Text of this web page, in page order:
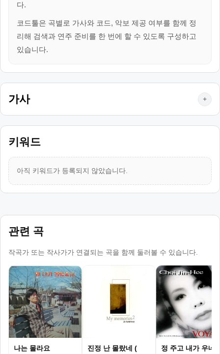
다.
코드툴은 곡별로 가사와 코드, 악보 제공 여부를 함께 정
리해 검색과 연주 준비를 한 번에 할 수 있도록 구성하고
있습니다.
가사 +
키워드
아직 키워드가 등록되지 않았습니다.
관련 곡
작곡가 또는 작사가가 연결되는 곡을 함께 둘러볼 수 있습니다.
나는 몰라요 진정 난 몰랐네 ( 정 주고 내가 우네